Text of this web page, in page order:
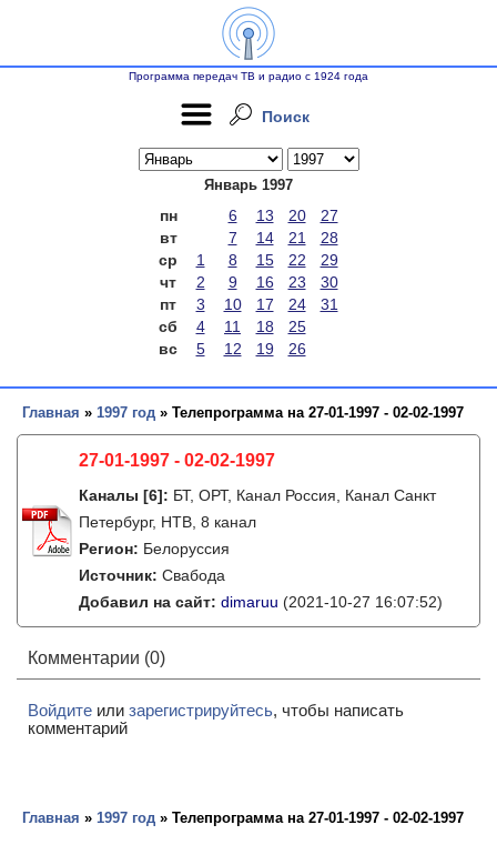
Программа передач ТВ и радио с 1924 года
Поиск
Январь 1997
пн 6 13 20
27
вт
7 14 21
28
ср
1 8 15 22
29
чт
2 9 16 23
30
пт
3 10 17 24
31
сб
4 11 18
25
вс
5 12 19 26
Главная » 1997 год » Телепрограмма на 27-01-1997 - 02-02-1997
27-01-1997 - 02-02-1997
Каналы [6]: БТ, ОРТ, Канал Россия, Канал Санкт
Петербург, НТВ, 8 канал
Регион: Белоруссия
Источник: Свабода
Добавил на сайт: dimaruu (2021-10-27 16:07:52)
Комментарии (0)
Войдите или зарегистрируйтесь, чтобы написать
комментарий
Главная » 1997 год » Телепрограмма на 27-01-1997 - 02-02-1997